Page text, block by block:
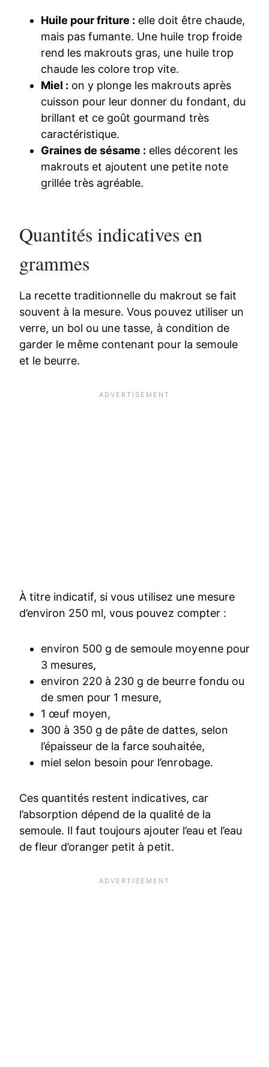
Huile pour friture : elle doit être chaude,
mais pas fumante. Une huile trop froide
rend les makrouts gras, une huile trop
chaude les colore trop vite.
Miel : on y plonge les makrouts après
cuisson pour leur donner du fondant, du
brillant et ce goût gourmand très
caractéristique.
Graines de sésame : elles décorent les
makrouts et ajoutent une petite note
grillée très agréable.
Quantités indicatives en
grammes
La recette traditionnelle du makrout se fait
souvent à la mesure. Vous pouvez utiliser un
verre, un bol ou une tasse, à condition de
garder le même contenant pour la semoule
et le beurre.
À titre indicatif, si vous utilisez une mesure
d’environ 250 ml, vous pouvez compter :
environ 500 g de semoule moyenne pour
3 mesures,
environ 220 à 230 g de beurre fondu ou
de smen pour 1 mesure,
1 œuf moyen,
300 à 350 g de pâte de dattes, selon
l’épaisseur de la farce souhaitée,
miel selon besoin pour l’enrobage.
Ces quantités restent indicatives, car
l’absorption dépend de la qualité de la
semoule. Il faut toujours ajouter l’eau et l’eau
de fleur d’oranger petit à petit.